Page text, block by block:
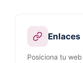
Posiciona tu